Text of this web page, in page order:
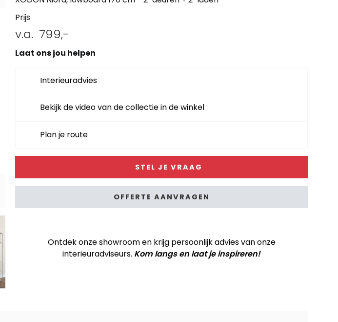
Prijs
v.a. 799,-
Laat ons jou helpen
Interieuradvies
Bekijk de video van de collectie in de winkel
Plan je route
STEL JE VRAAG
OFFERTE AANVRAGEN
Ontdek onze showroom en krijg persoonlijk advies van onze
interieuradviseurs. Kom langs en laat je inspireren!